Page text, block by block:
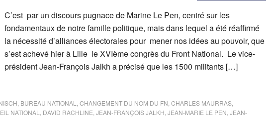
C’est par un discours pugnace de Marine Le Pen, centré sur les
fondamentaux de notre famille politique, mais dans lequel a été réaffirmé
la nécessité d’alliances électorales pour mener nos idées au pouvoir, que
s’est achevé hier à Lille le XVIème congrès du Front National. Le vice-
président Jean-François Jalkh a précisé que les 1500 militants […]
BUREAU NATIONAL CHANGEMENT DU NOM DU FN CHARLES MAURRAS
NATIONAL DAVID RACHLINE JEAN-FRANÇOIS JALKH JEAN-MARIE LE PEN JEAN-